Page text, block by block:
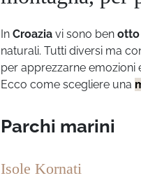
In Croazia vi sono ben otto
naturali. Tutti diversi ma
per apprezzarne emozioni
Ecco come scegliere una
Parchi marini
Isole Kornati